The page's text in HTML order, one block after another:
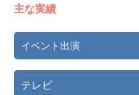
主な実績
イベント出演
テレビ